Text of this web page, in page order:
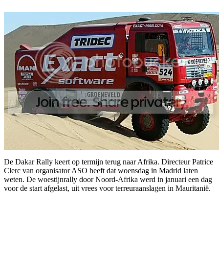
De Dakar Rally keert op termijn terug naar Afrika. Directeur Patrice
Clerc van organisator ASO heeft dat woensdag in Madrid laten
weten. De woestijnrally door Noord-Afrika werd in januari een dag
voor de start afgelast, uit vrees voor terreuraanslagen in Mauritanië.